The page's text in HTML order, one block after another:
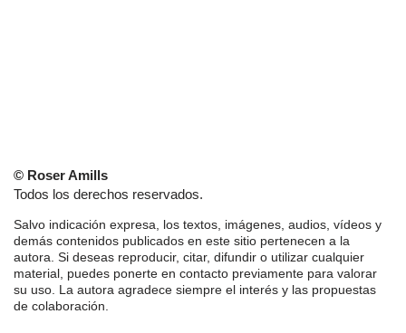
© Roser Amills
Todos los derechos reservados.
Salvo indicación expresa, los textos, imágenes, audios, vídeos y
demás contenidos publicados en este sitio pertenecen a la
autora. Si deseas reproducir, citar, difundir o utilizar cualquier
material, puedes ponerte en contacto previamente para valorar
su uso. La autora agradece siempre el interés y las propuestas
de colaboración.